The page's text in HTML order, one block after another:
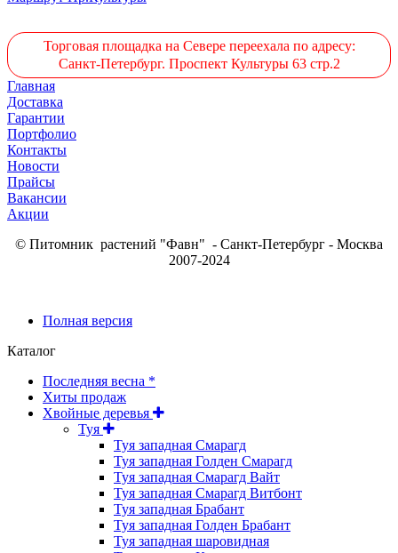
Торговая площадка на Севере переехала по адресу:
Санкт-Петербург. Проспект Культуры 63 стр.2
Главная
Доставка
Гарантии
Портфолио
Контакты
Новости
Прайсы
Вакансии
Акции
© Питомник растений "Фавн" - Санкт-Петербург - Москва
2007-2024
Полная версия
Каталог
Последняя весна *
Хиты продаж
Хвойные деревья
Туя
Туя западная Смарагд
Туя западная Голден Смарагд
Туя западная Смарагд Вайт
Туя западная Смарагд Витбонт
Туя западная Брабант
Туя западная Голден Брабант
Туя западная шаровидная